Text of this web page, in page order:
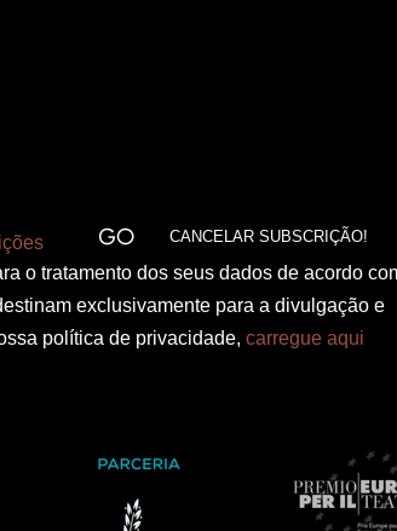
o tratamento dos seus dados de acordo
exclusivamente para a divulgação e
política de privacidade, carregue aqui